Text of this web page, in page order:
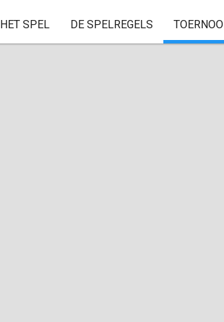
HET SPEL DE SPELREGELS